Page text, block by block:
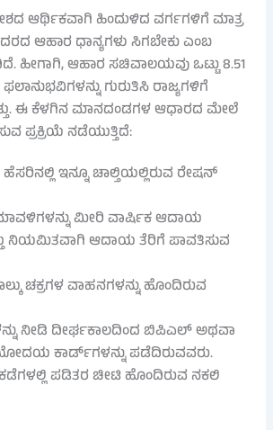
ಆರ್ಥಿಕವಾಗಿ ಹಿಂದುಳಿದ ವರ್ಗಗಳಿಗೆ ಮಾತ್ರ
ಆಹಾರ ಧಾನ್ಯಗಳು ಸಿಗಬೇಕು ಎಂಬ
ಹೀಗಾಗಿ, ಆಹಾರ ಸಚಿವಾಲಯವು ಒಟ್ಟು 8.51
ಗುರುತಿಸಿ ರಾಜ್ಯಗಳಿಗೆ
ಈ ಕೆಳಗಿನ ಮಾನದಂಡಗಳ ಆಧಾರದ ಮೇಲೆ
ಪ್ರಕ್ರಿಯೆ ನಡೆಯುತ್ತಿದೆ:
ಹೆಸರಿನಲ್ಲಿ ಇನ್ನೂ ಚಾಲ್ತಿಯಲ್ಲಿರುವ ರೇಷನ್
ಮೀರಿ ವಾರ್ಷಿಕ ಆದಾಯ
ನಿಯಮಿತವಾಗಿ ಆದಾಯ ತೆರಿಗೆ ಪಾವತಿಸುವ
ಚಕ್ರಗಳ ವಾಹನಗಳನ್ನು ಹೊಂದಿರುವ
ನೀಡಿ ದೀರ್ಘಕಾಲದಿಂದ ಬಿಪಿಎಲ್ ಅಥವಾ
ಕಾರ್ಡ್‌ಗಳನ್ನು ಪಡೆದಿರುವವರು.
ಕಡೆಗಳಲ್ಲಿ ಪಡಿತರ ಚೀಟಿ ಹೊಂದಿರುವ ನಕಲಿ